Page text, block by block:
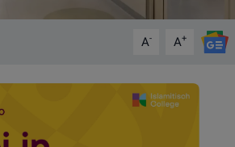
A- A+